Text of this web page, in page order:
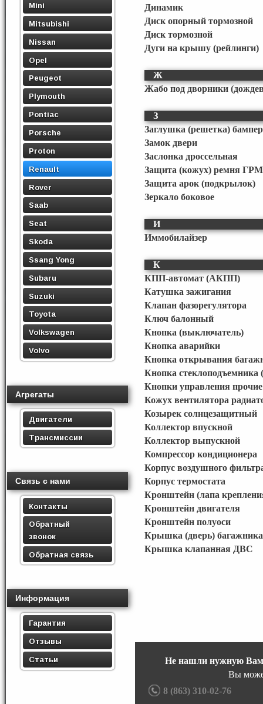
Mini
Mitsubishi
Nissan
Opel
Peugeot
Plymouth
Pontiac
Porsche
Proton
Renault
Rover
Saab
Seat
Skoda
Ssang Yong
Subaru
Suzuki
Toyota
Volkswagen
Volvo
Агрегаты
Двигатели
Трансмиссии
Связь с нами
Контакты
Обратный
звонок
Обратная связь
Информация
Гарантия
Отзывы
Статьи
Динамик
Диск опорный тормозной
Диск тормозной
Дуги на крышу (рейлинги)
Ж
Жабо под дворники
З
Заглушка (решетка)
Замок двери
Заслонка дроссельная
Защита (кожух) ремня ГРМ
Защита арок (подкрылок)
Зеркало боковое
И
Иммобилайзер
К
КПП-автомат (АКПП)
Катушка зажигания
Клапан фазорегулятора
Ключ балонный
Кнопка (выключатель)
Кнопка аварийки
Кнопка открывания
Кнопка стеклоподъемника
Кнопки управления
Кожух вентилятора
Козырек солнцезащитный
Коллектор впускной
Коллектор выпускной
Компрессор кондиционера
Корпус воздушного
Корпус термостата
Кронштейн (лапа
Кронштейн двигателя
Кронштейн полуоси
Крышка (дверь) багажника
Крышка клапанная ДВС
Не нашли нужную Вам
Вы
8 (863) 310-02-76